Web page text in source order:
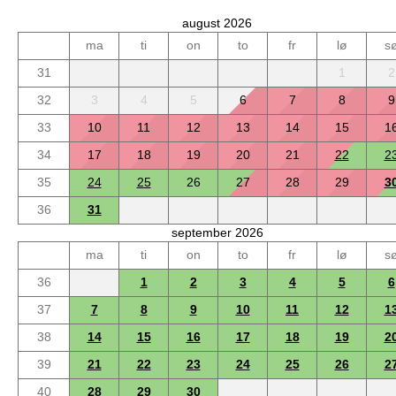
august 2026
ma
ti on to fr lø
31
1
2
32
3 4 5 6 7 8
9
33
10 11 12 13 14 15
34
17 18 19 20 21 22
35
24 25 26 27 28 29
36
31
september 2026
ma
ti on to fr lø
36
1 2 3 4 5
6
37
7 8 9 10 11 12
38
14 15 16 17 18 19
39
21 22 23 24 25 26
40
28 29 30